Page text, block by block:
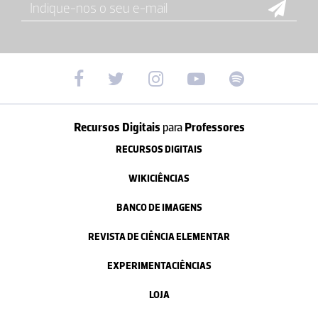
Recursos Digitais paraProfessores
RECURSOS DIGITAIS
WIKICIÊNCIAS
BANCO DE IMAGENS
REVISTA DE CIÊNCIA ELEMENTAR
EXPERIMENTACIÊNCIAS
LOJA